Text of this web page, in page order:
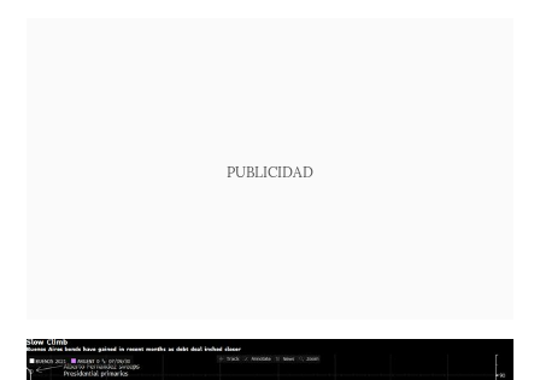
PUBLICIDAD